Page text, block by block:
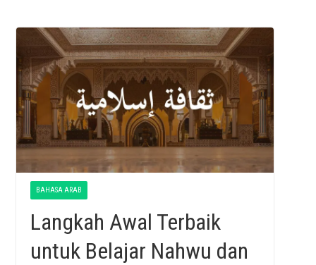
BAHASA ARAB
Langkah Awal Terbaik
untuk Belajar Nahwu dan